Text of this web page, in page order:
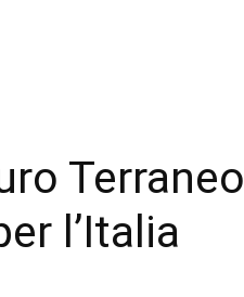
Terraneo
l’Italia